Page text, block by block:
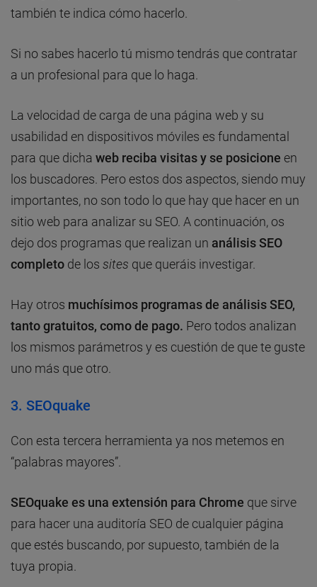
también te indica cómo hacerlo.
Si no sabes hacerlo tú mismo tendrás que contratar
a un profesional para que lo haga.
La velocidad de carga de una página web y su
usabilidad en dispositivos móviles es fundamental
para que dicha web reciba visitas y se posicione en
los buscadores. Pero estos dos aspectos, siendo muy
importantes, no son todo lo que hay que hacer en un
sitio web para analizar su SEO. A continuación, os
dejo dos programas que realizan un análisis SEO
completo de los sites que queráis investigar.
Hay otros muchísimos programas de análisis SEO,
tanto gratuitos, como de pago. Pero todos analizan
los mismos parámetros y es cuestión de que te guste
uno más que otro.
3. SEOquake
Con esta tercera herramienta ya nos metemos en
“palabras mayores”.
SEOquake es una extensión para Chrome que sirve
para hacer una auditoría SEO de cualquier página
que estés buscando, por supuesto, también de la
tuya propia.